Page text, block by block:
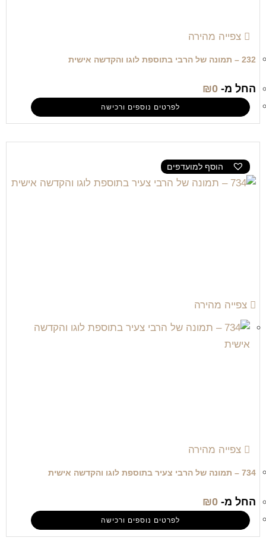
צפייה מהירה
232 – תמונה של הרבי בתוספת לוגו והקדשה אישית
החל מ- ₪0
לפרטים נוספים ורכישה
הוסף למועדפים
צפייה מהירה
צפייה מהירה
734 – תמונה של הרבי צעיר בתוספת לוגו והקדשה אישית
החל מ- ₪0
לפרטים נוספים ורכישה